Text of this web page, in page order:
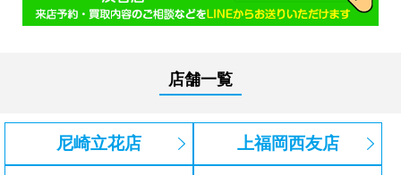
店舗一覧
尼崎立花店 上福岡西友店